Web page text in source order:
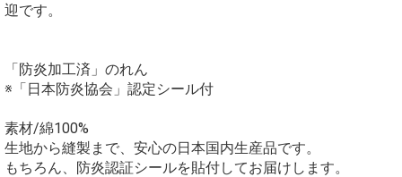
迎です。
「防炎加工済」のれん
※「日本防炎協会」認定シール付
素材/綿100%
生地から縫製まで、安心の日本国内生産品です。
もちろん、防炎認証シールを貼付してお届けします。